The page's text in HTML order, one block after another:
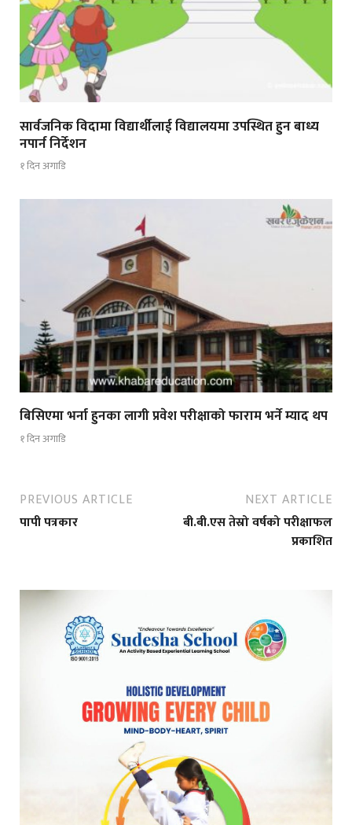
सार्वजनिक विदामा विद्यार्थीलाई विद्यालयमा उपस्थित हुन बाध्य
नपार्न निर्देशन
१ दिन अगाडि
बिसिएमा भर्ना हुनका लागी प्रवेश परीक्षाको फाराम भर्ने म्याद थप
१ दिन अगाडि
PREVIOUS ARTICLE
पापी पत्रकार
NEXT ARTICLE
बी.बी.एस तेस्रो वर्षको परीक्षाफल
प्रकाशित